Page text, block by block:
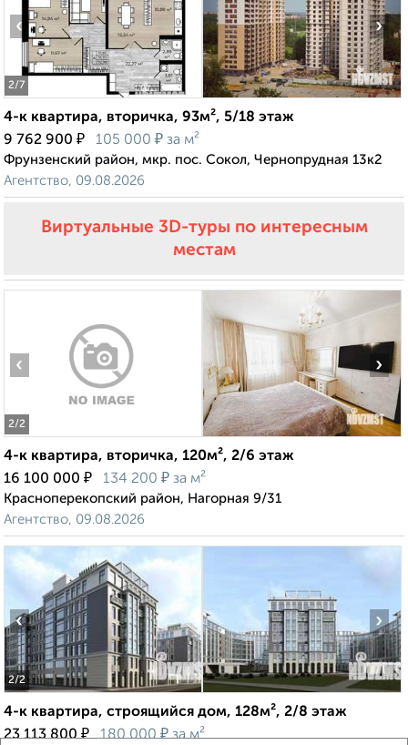
2/7
‹ ›
4-к квартира, вторичка, 93м², 5/18 этаж
9 762 900 ₽ 105 000 ₽ за м²
Фрунзенский район, мкр. пос. Сокол, Чернопрудная 13к2
Агентство, 09.08.2026
Виртуальные 3D-туры по интересным
местам
2/2
‹ ›
4-к квартира, вторичка, 120м², 2/6 этаж
16 100 000 ₽ 134 200 ₽ за м²
Красноперекопский район, Нагорная 9/31
Агентство, 09.08.2026
2/2
‹ ›
4-к квартира, строящийся дом, 128м², 2/8 этаж
23 113 800₽ 180 000₽за м²